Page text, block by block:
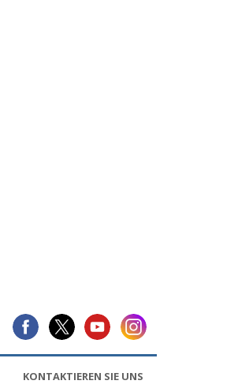
KONTAKTIEREN SIE UNS